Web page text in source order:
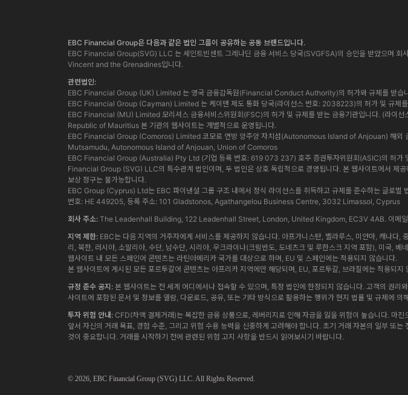
EBC Financial Group은 다음과 같은 법인 그룹이 공유하는 공동 브랜드입니다.
EBC Financial Group(SVG) LLC 는 세인트빈센트 그레나딘 금융 서비스 당국(SVGFSA)의 승인을 받았으
Vincent and the Grenadines입니다.
관련법인:
EBC Financial Group (UK) Limited 는 영국 금융감독원(Financial Conduct Authority)의 허가와 규제를 받습
EBC Financial Group (Cayman) Limited 는 케이맨 제도 통화 당국(라이선스 번호: 2038223)의 허가 및 규제를
EBC Financial (MU) Limited 모리셔스 금융서비스위원회(FSC)의 허가 및 규제를 받는 금융기관입니다. (
Republic of Mauritius 본 기관의 웹사이트는 개별적으로 운영됩니다.
EBC Financial Group (Comoros) Limited 코모로 연방 앙주앙 자치섬(Autonomous Island of Anjouan) 해외
Mutsamudu, Autonomous Island of Anjouan, Union of Comoros
EBC Financial Group (Australia) Pty Ltd (기업 등록 번호: 619 073 237) 호주 증권투자위원회(ASIC)의 허
Financial Group (SVG) LLC의 특수관계 법인이며, 두 법인은 상호 독립적으로 경영됩니다. 본 웹사이트에서 제
보상 청구는 불가능합니다.
EBC Group (Cyprus) Ltd는 EBC 파이낸셜 그룹 구조 내에서 정식 라이선스를 취득하고 규제를 준수하는 글로벌
번호: HE 449205, 등록 주소: 101 Gladstonos, Agathangelou Business Centre, 3032 Limassol, Cyprus
회사 주소: The Leadenhall Building, 122 Leadenhall Street, London, United Kingdom, EC3V 4AB. 이메일
지역 제한: EBC는 다음 지역의 거주자에게 서비스를 제공하지 않습니다. 아프가니스탄, 벨라루스, 미얀마, 캐나다
리, 북한, 러시아, 소말리아, 수단, 남수단, 시리아, 우크라이나(크림반도, 도네츠크 및 루한스크 지역 포함), 미국,
웹사이트 내 모든 스페인어 콘텐츠는 라틴아메리카 국가를 대상으로 하며, EU 및 스페인에는 적용되지 않습니다.
본 웹사이트에 게시된 모든 포르투갈어 콘텐츠는 아프리카 지역에만 해당되며, EU, 포르투갈, 브라질에는 적용되지
규정 준수 공지: 본 웹사이트는 전 세계 어디에서나 접속할 수 있으며, 특정 법인에 한정되지 않습니다. 고객의 권
사이트에 포함된 문서 및 정보를 열람, 다운로드, 공유, 또는 기타 방식으로 활용하는 행위가 현지 법률 및 규제에 의
투자 위험 안내: CFD(차액 결제거래)는 복잡한 금융 상품으로, 레버리지로 인해 자금을 잃을 위험이 높습니다. 마
앞서 자신의 거래 목표, 경험 수준, 그리고 위험 수용 능력을 신중하게 고려해야 합니다. 초기 거래 자본의 일부 또
것이 중요합니다. 거래를 시작하기 전에 관련된 위험 고지 사항을 반드시 읽어보시기 바랍니다.
© 2026, EBC Financial Group (SVG) LLC. All Rights Reserved.